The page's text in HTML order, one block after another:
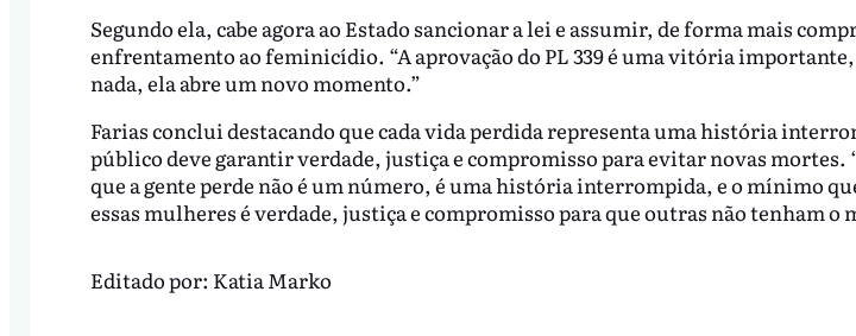
Segundo ela, cabe agora ao Estado sancionar a lei e assumir, de forma mais
enfrentamento ao feminicídio. “A aprovação do PL 339 é uma vitória
nada, ela abre um novo momento.”
Farias conclui destacando que cada vida perdida representa uma história
público deve garantir verdade, justiça e compromisso para evitar novas mortes.
que a gente perde não é um número, é uma história interrompida, e o mínimo
essas mulheres é verdade, justiça e compromisso para que outras não tenham o
Editado por: Katia Marko